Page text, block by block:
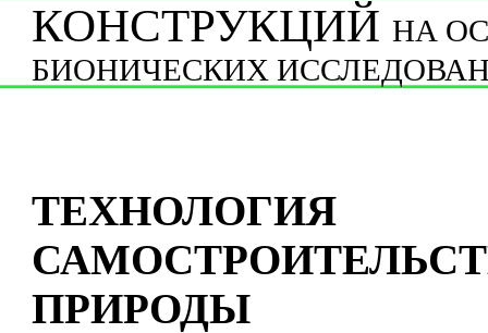
КОНСТРУКЦИЙ НА
БИОНИЧЕСКИХ
ТЕХНОЛОГИЯ
ПРИРОДЫ